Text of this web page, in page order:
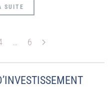
SUITE
… 6